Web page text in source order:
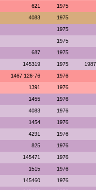
621 1975
4083 1975
1975
1975
687 1975
145319 1975 1987
1467 126-76 1976
1391 1976
1455 1976
4083 1976
1454 1976
4291 1976
825 1976
145471 1976
1515 1976
145460 1976